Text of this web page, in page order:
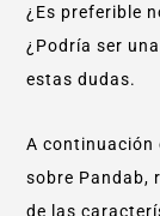
¿Es preferible
¿Podría ser
estas dudas.
A continuación
sobre Pandab,
de las